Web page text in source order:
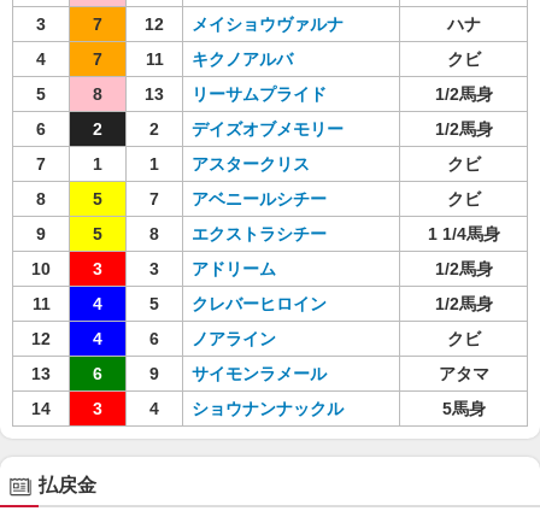
3
7 12 メイショウヴァルナ
ハナ
4
7 11 キクノアルバ
クビ
5
8 13 リーサムプライド
1/2馬身
6
2 2 デイズオブメモリー
1/2馬身
7
1 1 アスタークリス
クビ
8
5 7 アベニールシチー
クビ
9
5 8 エクストラシチー
1 1/4馬身
10
3 3 アドリーム
1/2馬身
11
4 5 クレバーヒロイン
1/2馬身
12
4 6 ノアライン
クビ
13
6 9 サイモンラメール
アタマ
14
3 4 ショウナンナックル 5馬身
払戻金